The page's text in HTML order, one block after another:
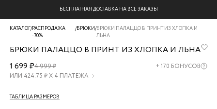
БЕСПЛАТНАЯ ДОСТАВКА НА ВСЕ ЗАКАЗЫ
КАТАЛОГ/РАСПРОДАЖА
-70%
/БРЮКИ/БРЮКИ ПАЛАЦЦО В ПРИНТ ИЗ ХЛОПКА И
ЛЬНА
БРЮКИ ПАЛАЦЦО В ПРИНТ ИЗ ХЛОПКА И ЛЬНА
ZR2606032113-
15
1 699 ₽4 999 ₽ +170 БОНУСОВ
ИЛИ 424.75 ₽ Х 4 ПЛАТЕЖА
ТАБЛИЦА РАЗМЕРОВ